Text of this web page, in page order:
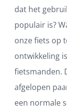
dat het
populair is?
onze fiets op
ontwikkeling
fietsmanden.
afgelopen
een normale